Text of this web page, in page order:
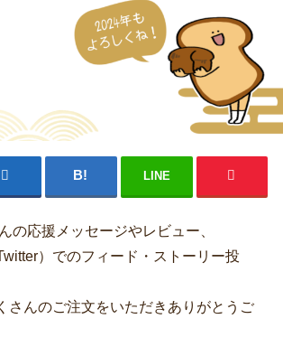
LINE
の応援メッセージやレビュー、
）でのフィード・ストーリー投
さんのご注文をいただきありがとうご